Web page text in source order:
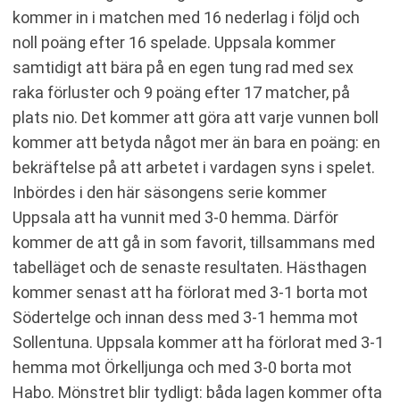
kommer in i matchen med 16 nederlag i följd och
noll poäng efter 16 spelade. Uppsala kommer
samtidigt att bära på en egen tung rad med sex
raka förluster och 9 poäng efter 17 matcher, på
plats nio. Det kommer att göra att varje vunnen boll
kommer att betyda något mer än bara en poäng: en
bekräftelse på att arbetet i vardagen syns i spelet.
Inbördes i den här säsongens serie kommer
Uppsala att ha vunnit med 3-0 hemma. Därför
kommer de att gå in som favorit, tillsammans med
tabelläget och de senaste resultaten. Hästhagen
kommer senast att ha förlorat med 3-1 borta mot
Södertelge och innan dess med 3-1 hemma mot
Sollentuna. Uppsala kommer att ha förlorat med 3-1
hemma mot Örkelljunga och med 3-0 borta mot
Habo. Mönstret blir tydligt: båda lagen kommer ofta